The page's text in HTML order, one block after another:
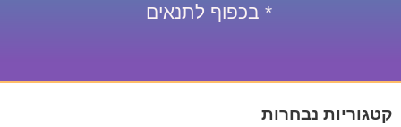
* בכפוף לתנאים
קטגוריות נבחרות